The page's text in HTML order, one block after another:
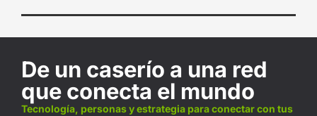
De un caserío a una red
que conecta el mundo
Tecnología, personas y estrategia para conectar con tus